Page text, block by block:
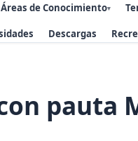
Áreas de Conocimiento▾
Descargas
pauta